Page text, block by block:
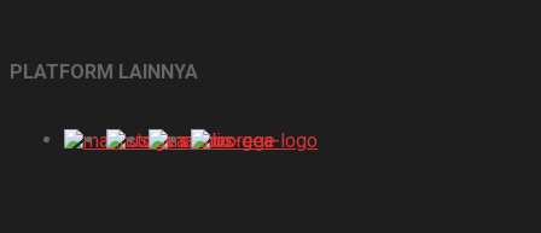
PLATFORM LAINNYA